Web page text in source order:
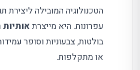
הטכנולוגיה המובילה ליצירת
עפרונות. היא מייצרת
בולטות, צבעוניות וסופר
או מתקלפות.